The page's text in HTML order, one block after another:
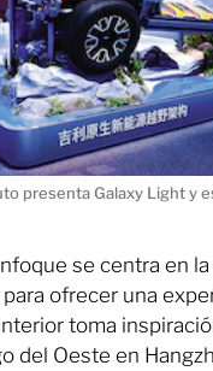
presenta Galaxy Light y
se centra en
ofrecer una
toma
del Oeste en